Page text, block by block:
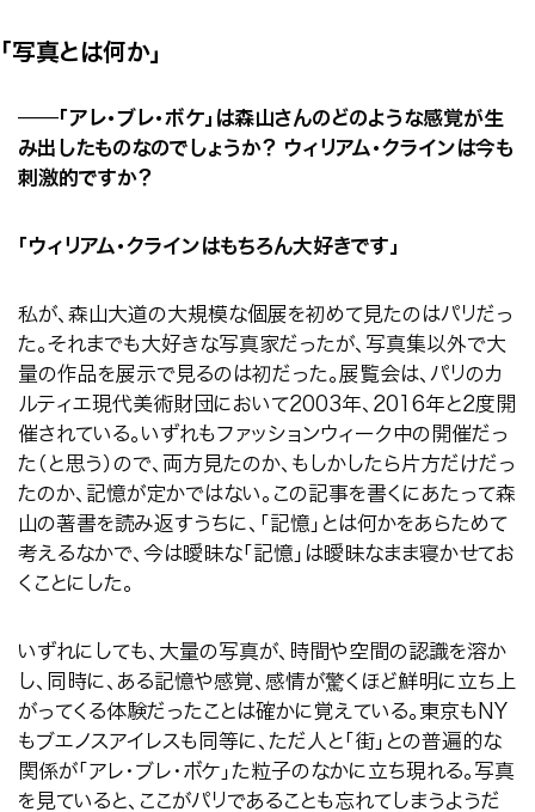
「写真とは何か」
──「アレ・ブレ・ボケ」は森山さんのどのような感覚が生
み出したものなのでしょうか？ ウィリアム・クラインは今も
刺激的ですか？
「ウィリアム・クラインはもちろん大好きです」
私が、森山大道の大規模な個展を初めて見たのはパリだっ
た。それまでも大好きな写真家だったが、写真集以外で大
量の作品を展示で見るのは初だった。展覧会は、パリのカ
ルティエ現代美術財団において2003年、2016年と2度開
催されている。いずれもファッションウィーク中の開催だっ
た（と思う）ので、両方見たのか、もしかしたら片方だけだっ
たのか、記憶が定かではない。この記事を書くにあたって森
山の著書を読み返すうちに、「記憶」とは何かをあらためて
考えるなかで、今は曖昧な「記憶」は曖昧なまま寝かせてお
くことにした。
いずれにしても、大量の写真が、時間や空間の認識を溶か
し、同時に、ある記憶や感覚、感情が驚くほど鮮明に立ち上
がってくる体験だったことは確かに覚えている。東京も NY
もブエノスアイレスも同等に、ただ人と「街」との普遍的な
関係が「アレ・ブレ・ボケ」た粒子のなかに立ち現れる。写真
を見ていると、ここがパリであることも忘れてしまうようだ